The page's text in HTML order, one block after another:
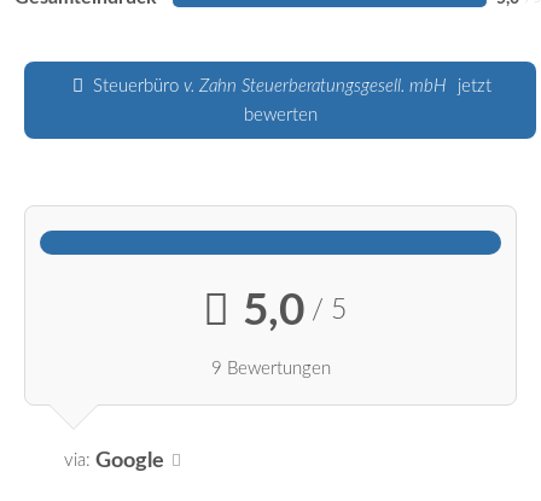
Steuerbürov. Zahn Steuerberatungsgesell. mbH
jetzt
bewerten
5,0 / 5
9 Bewertungen
via: Google